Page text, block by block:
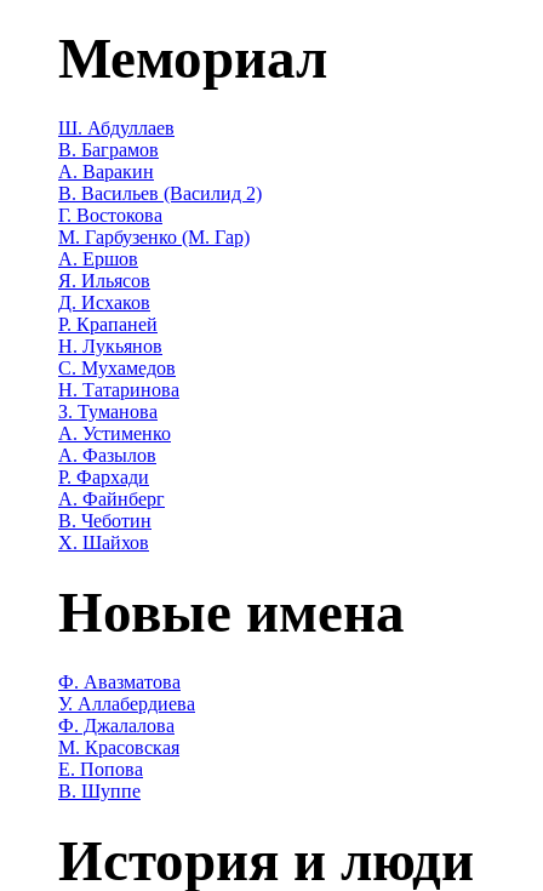
Мемориал
Ш. Абдуллаев
В. Баграмов
А. Варакин
В. Васильев (Василид 2)
Г. Востокова
М. Гарбузенко (М. Гар)
А. Ершов
Я. Ильясов
Д. Исхаков
Р. Крапаней
Н. Лукьянов
С. Мухамедов
Н. Татаринова
З. Туманова
А. Устименко
А. Фазылов
Р. Фархади
А. Файнберг
В. Чеботин
Х. Шайхов
Новые имена
Ф. Авазматова
У. Аллабердиева
Ф. Джалалова
М. Красовская
Е. Попова
В. Шуппе
История и люди